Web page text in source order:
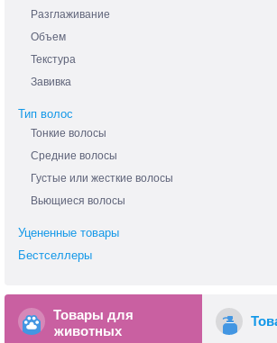
Разглаживание
Объем
Текстура
Завивка
Тип волос
Тонкие волосы
Средние волосы
Густые или жесткие волосы
Вьющиеся волосы
Уцененные товары
Бестселлеры
Товары для
животных